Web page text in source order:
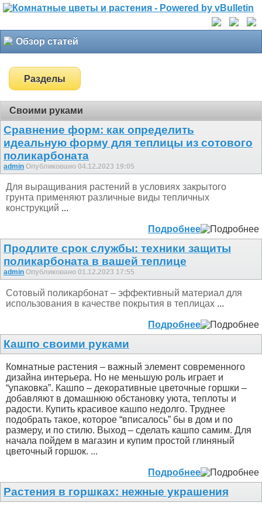
Обзор статей
Разделы
Своими руками
Сравнение форм: как определить
идеальную форму для теплицы из сотового
поликарбоната
admin Опубликовано 04.12.2023 19:05
Для выращивания растений в условиях закрытого
грунта применяют различные виды тепличных
конструкций ...
Подробнее
Продлите срок службы: техники защиты
поликарбоната в вашей теплице
admin Опубликовано 01.12.2023 17:55
Сотовый поликарбонат – эффективный материал для
использования в качестве покрытия в теплицах ...
Подробнее
Кашпо своими руками
Комнатные растения – важный элемент современного
дизайна интерьера. Но не меньшую роль играет и
“упаковка”. Кашпо – декоративные цветочные горшки –
добавляют в домашнюю обстановку уюта, теплоты и
радости. Купить красивое кашпо недолго. Труднее
подобрать такое, которое “вписалось” бы в дом и по
размеру, и по стилю. Выход – сделать кашпо самим. Для
начала пойдем в магазин и купим простой глиняный
цветочный горшок. ...
Подробнее
Растения в горшках: нежные украшения